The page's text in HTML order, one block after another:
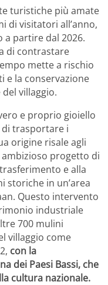
turistiche più amate
di visitatori all’anno,
partire dal 2026.
di contrastare
mette a rischio
e la conservazione
villaggio.
e proprio gioiello
di trasportare i
origine risale agli
ambizioso progetto di
e alla
storiche in un’area
Questo intervento
industriale
700 mulini
villaggio come
con la
dei Paesi Bassi, che
cultura nazionale.